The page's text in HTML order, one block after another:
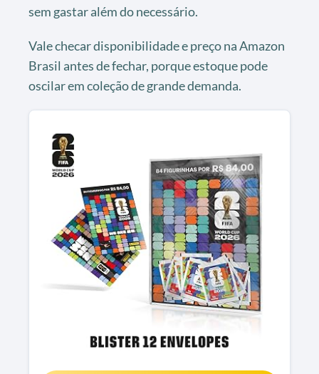
sem gastar além do necessário.
Vale checar disponibilidade e preço na Amazon
Brasil antes de fechar, porque estoque pode
oscilar em coleção de grande demanda.